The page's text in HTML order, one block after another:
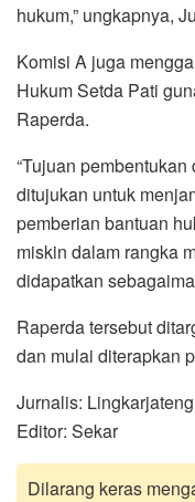
hukum,” ungkapnya,
Komisi A juga
Hukum Setda Pati
Raperda.
“Tujuan
ditujukan untuk
pemberian bantuan
miskin dalam rangka
didapatkan
Raperda tersebut
dan mulai diterapkan
Jurnalis:
Editor: Sekar
Dilarang keras